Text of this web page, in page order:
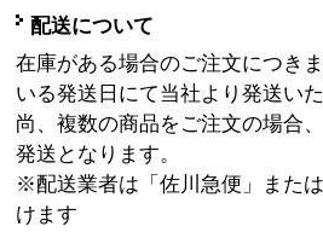
配送について
在庫がある場合のご注文につき
いる発送日にて当社より発送い
尚、複数の商品をご注文の場合
発送となります。
※配送業者は「佐川急便」また
けます